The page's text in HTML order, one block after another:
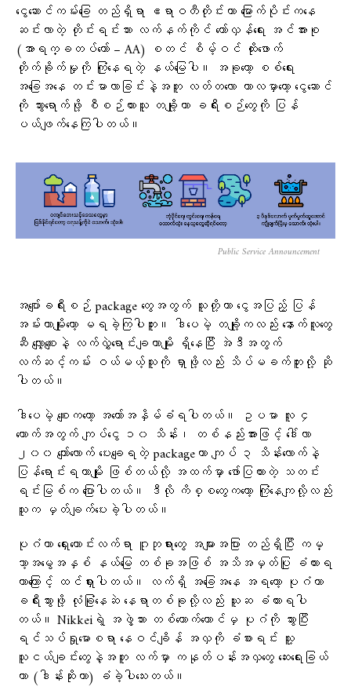
ငွေဆောင်ကမ်းခြေ တည်ရှိရာ ဧရာဝတီတိုင်းဟာ မြောက်ပိုင်းကနေ
ဆင်းလာတဲ့ တိုင်းရင်းသား လက်နက်ကိုင် တော်လှန်ရေး အင်အားစု
(အာရက္ခတပ်တော် – AA) စတင် စိမ့်ဝင် ထိုးဖောက်
တိုက်ခိုက်မှုကို ကြုံနေရတဲ့ နယ်မြေပါ။ အခုတော့ စစ်ရေး
အခြေအနေ တင်းမာလာခြင်းနဲ့အတူ လတ်တလော ကာလမှာတော့ ငွေဆောင်
ကို သွားရောက်ဖို့ စီစဉ်ထားသူ တချို့ဟာ ခရီးစဉ်တွေကို ပြန်
ပယ်ဖျက်နေကြပါတယ်။
Public Service Announcement
အပျော်ခရီးစဉ် package တွေအတွက် သူတို့ဟာ ငွေအပြည့် ပြန်
အမ်းတာမျိုးတော့ မရခဲ့ကြပါဘူး။ ဒါပေမဲ့ တချို့ကလည်း နောက်လူတွေ
ဆီ လျှော့စျေးနဲ့ လက်လွှဲရောင်းချတာမျိုး ရှိနေပြီး အဲဒီအတွက်
လက်ဆင့်ကမ်း ဝယ်မယ့်သူကို ရှာဖို့လည်း သိပ်မခက်ဘူးလို့ ဆို
ပါတယ်။
ဒါပေမဲ့ စျေးကတော့ အတော်အနှိမ်ခံရပါတယ်။ ဥပမာ လူ ၄
ယောက်အတွက် ကျပ်ငွေ ၁၀ သိန်း၊ တစ်နည်းအားဖြင့် ဒေါ်လာ
၂၀၀ ကျော်လောက် ပေးချေရတဲ့ packageဟာ ကျပ် ၃ သိန်းလောက်နဲ့
ပြန်ရောင်းရတာမျိုး ဖြစ်တယ်လို့ အထက်မှာ ဖော်ပြထားတဲ့ သတင်း
ရင်းမြစ်က ပြောပါတယ်။ ဒီလို ကိစ္စတွေကတော့ ကြုံနေကျလို့လည်း
သူက မှတ်ချက်ပေးခဲ့ပါတယ်။
ပုဂံဟာ ရှေးဟောင်းလက်ရာ ဂူဘုရားတွေ အများအပြား တည်ရှိပြီး ကမ္
ဘာ့အမွေအနှစ် နယ်မြေ တစ်ခုအဖြစ် အသိအမှတ်ပြု ခံထားရ
တာကြောင့် ထင်ရှားပါတယ်။ လက်ရှိ အခြေအနေ အရတော့ ပုဂံဟာ
ခရီးသွားဖို့ လုံခြုံနေဆဲ နေရာတစ်ခုလို့လည်း ယူဆ ခံထားရပါ
တယ်။ Nikkeiရဲ့ အဖွဲ့သား တစ်ယောက်တောင်မှ ပုဂံကို သွားပြီး
ရင်သပ်ရှုမောစရာ နေဝင်ချိန် အလှကို ခံစားရင်း သူ့
သူငယ်ချင်းတွေနဲ့အတူ လက်မှာ ကနုတ်ပန်းအလှတွေ ဆေးရေးခြယ်
တာ (ဒါန်းဆိုးတာ) ခံခဲ့ပါသေးတယ်။